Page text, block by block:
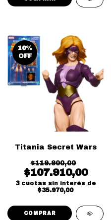
10%
OFF
Titania Secret Wars
$119.900,00
$107.910,00
3 cuotas sin interés de
$35.970,00